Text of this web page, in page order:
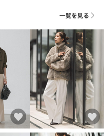
一覧を見る